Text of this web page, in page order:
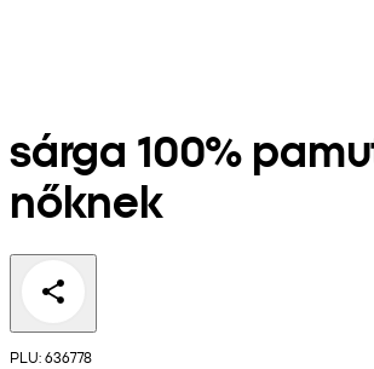
sárga 100%
nőknek
PLU: 636778